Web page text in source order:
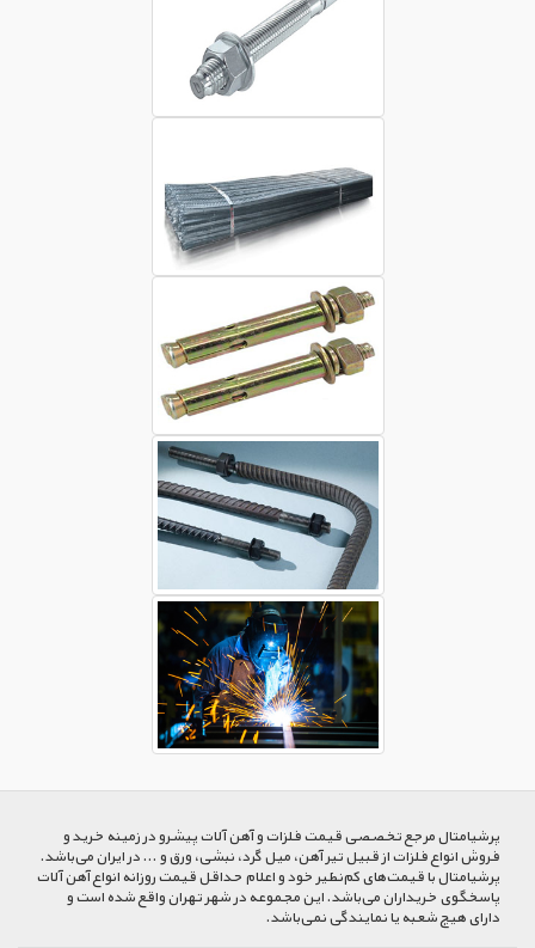
پرشیا‌متال مرجع تخصصی قیمت فلزات و آهن آلات پیشرو در زمینه خرید و
فروش انواع فلزات از قبیل تیر آهن، میل گرد، نبشی، ورق و ... در ایران می‌باشد.
پرشیامتال با قیمت‌های کم‌نظیر خود و اعلام حداقل قیمت روزانه انواع آهن آلات
پاسخگوی خریداران می‌باشد. این مجموعه در شهر تهران واقع شده است و
دارای هیچ شعبه یا نمایندگی نمی‌باشد.